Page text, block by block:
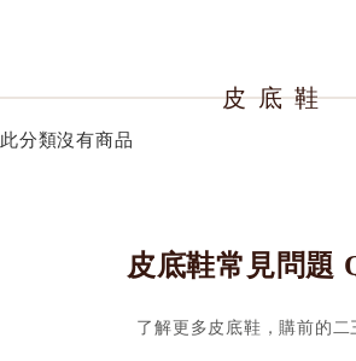
皮底鞋
此分類沒有商品
皮底鞋常見問題
了解更多皮底鞋，購前的二